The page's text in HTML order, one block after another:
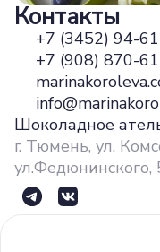
Контакты
+7 (3452) 94-
+7 (908) 870-
Шоколадное
г. Тюмень, ул.
ул.Федюнинского,